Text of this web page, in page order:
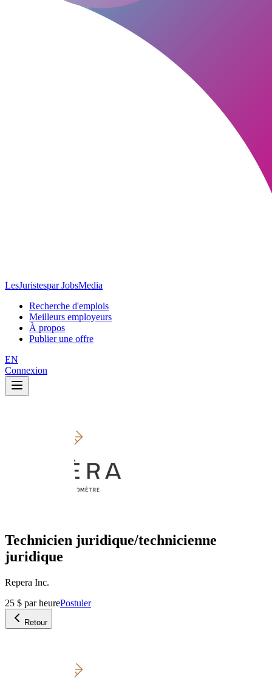
LesJuristespar JobsMedia
Recherche d'emplois
Meilleurs employeurs
À propos
Publier une offre
EN
Connexion
Technicien juridique/technicienne
juridique
Repera Inc.
25 $ par heurePostuler
Retour